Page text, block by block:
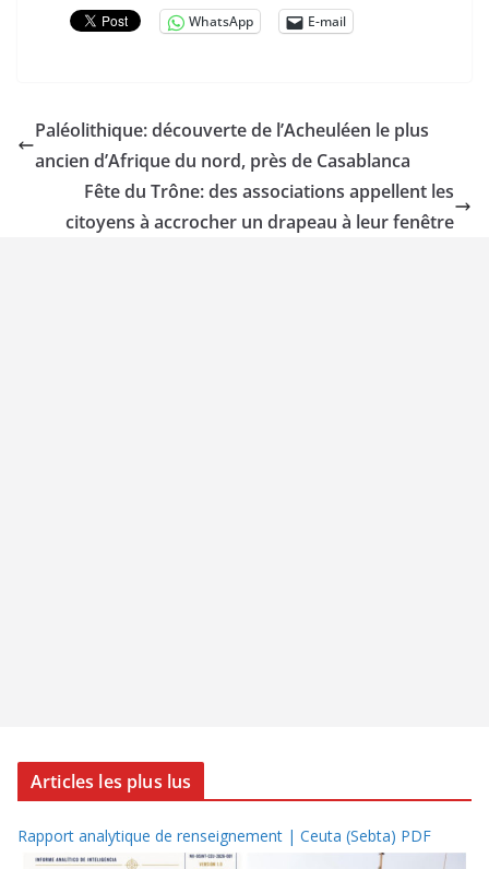
WhatsApp
E-mail
Paléolithique: découverte de l’Acheuléen le plus
ancien d’Afrique du nord, près de Casablanca
Fête du Trône: des associations appellent les
citoyens à accrocher un drapeau à leur fenêtre
Articles les plus lus
Rapport analytique de renseignement | Ceuta (Sebta) PDF